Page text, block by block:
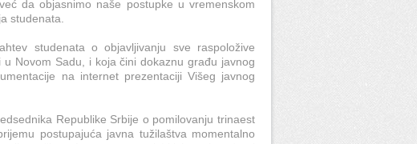
da objasnimo naše postupke u vremenskom
studenata.
studenata o objavljivanju sve raspoložive
Novom Sadu, i koja čini dokaznu građu javnog
na internet prezentaciji Višeg javnog
Republike Srbije o pomilovanju trinaest
postupajuća javna tužilaštva momentalno